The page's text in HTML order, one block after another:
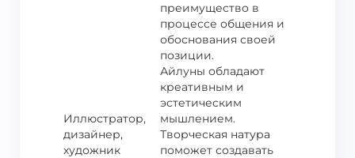
преимущество в
процессе общения и
обоснования своей
позиции.
Иллюстратор,
дизайнер,
художник
Айлуны обладают
креативным и
эстетическим
мышлением.
Творческая натура
поможет создавать